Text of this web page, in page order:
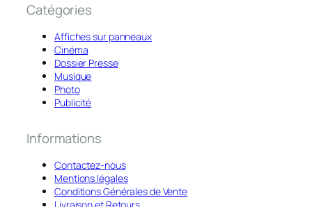
Catégories
Affiches sur panneaux
Cinéma
Dossier Presse
Musique
Photo
Publicité
Informations
Contactez-nous
Mentions légales
Conditions Générales de Vente
Livraison et Retours